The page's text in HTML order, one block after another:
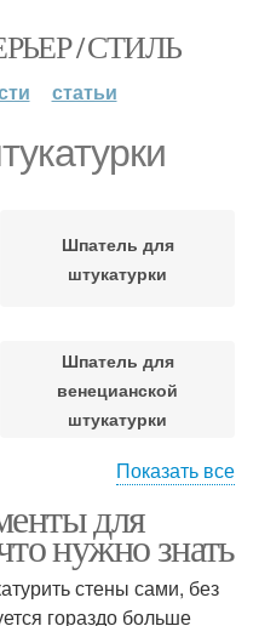
/ СТИЛЬ
статьи
Шпатель для
штукатурки
Шпатель для
венецианской
штукатурки
Показать все
для
нужно знать
стены сами, без
гораздо больше